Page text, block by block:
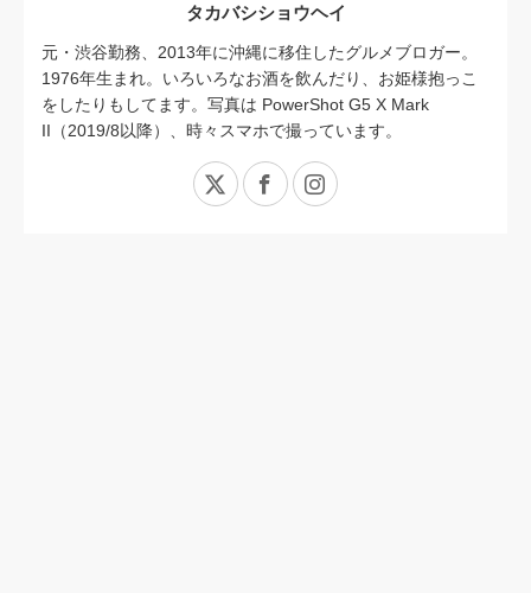
タカバシショウヘイ
元・渋谷勤務、2013年に沖縄に移住したグルメブロガー。
1976年生まれ。いろいろなお酒を飲んだり、お姫様抱っこ
をしたりもしてます。写真は PowerShot G5 X Mark
II（2019/8以降）、時々スマホで撮っています。
X FacebookInstagram